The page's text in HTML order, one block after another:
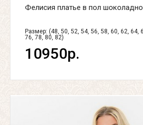
Фелисия платье в пол
Размер: (48, 50, 52, 54, 56, 58, 60, 62, 64,
76, 78, 80, 82)
10950р.